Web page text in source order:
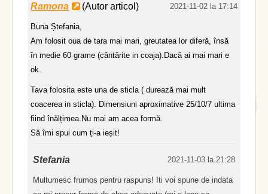
Ramona (Autor articol) 2021-11-02 la 17:14
Buna Ștefania,
Am folosit oua de tara mai mari, greutatea lor diferă, însă
în medie 60 grame (cântărite in coaja).Dacă ai mai mari e
ok.
Tava folosita este una de sticla ( durează mai mult
coacerea in sticla). Dimensiuni aproximative 25/10/7 ultima
fiind înălțimea.Nu mai am acea formă.
Să îmi spui cum ți-a ieșit!
Stefania 2021-11-03 la 21:28
Multumesc frumos pentru raspuns! Iti voi spune de indata